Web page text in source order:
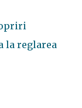
la reglarea